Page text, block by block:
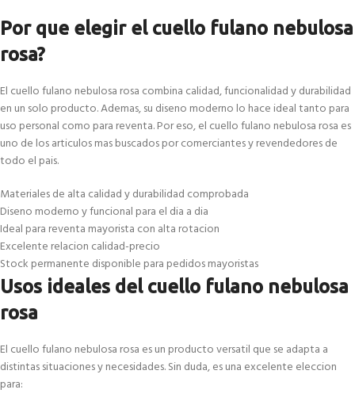
Por que elegir el cuello fulano nebulosa
rosa?
El cuello fulano nebulosa rosa combina calidad, funcionalidad y durabilidad
en un solo producto. Ademas, su diseno moderno lo hace ideal tanto para
uso personal como para reventa. Por eso, el cuello fulano nebulosa rosa es
uno de los articulos mas buscados por comerciantes y revendedores de
todo el pais.
Materiales de alta calidad y durabilidad comprobada
Diseno moderno y funcional para el dia a dia
Ideal para reventa mayorista con alta rotacion
Excelente relacion calidad-precio
Stock permanente disponible para pedidos mayoristas
Usos ideales del cuello fulano nebulosa
rosa
El cuello fulano nebulosa rosa es un producto versatil que se adapta a
distintas situaciones y necesidades. Sin duda, es una excelente eleccion
para: